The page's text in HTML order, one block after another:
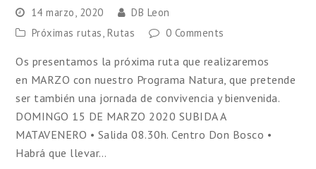
14 marzo, 2020
DB Leon
Próximas rutas, Rutas 0 Comments
Os presentamos la próxima ruta que realizaremos
en MARZO con nuestro Programa Natura, que pretende
ser también una jornada de convivencia y bienvenida.
DOMINGO 15 DE MARZO 2020 SUBIDA A
MATAVENERO • Salida 08.30h. Centro Don Bosco •
Habrá que llevar…